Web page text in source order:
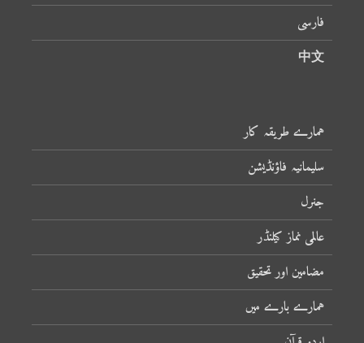
فارسی
中文
ہمارے طریقہ کار
سلیمانیہ فاؤنڈیشن
جنرل
عالمی نماز کیلنڈر
مضامین اور تحقیق
ہمارے بارے میں